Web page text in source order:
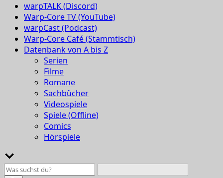
warpTALK (Discord)
Warp-Core TV (YouTube)
warpCast (Podcast)
Warp-Core Café (Stammtisch)
Datenbank von A bis Z
Serien
Filme
Romane
Sachbücher
Videospiele
Spiele (Offline)
Comics
Hörspiele